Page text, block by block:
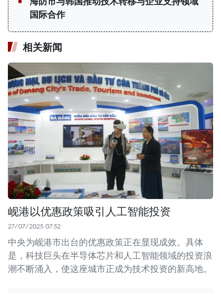
国际合作
相关新闻
岘港以优惠政策吸引人工智能投资
27/07/2025 07:52
中央为岘港市出台的优惠政策正在显现成效。具体
是，科技巨头在半导体芯片和人工智能领域的投资浪
潮不断涌入，使这座城市正成为技术投资的新高地。